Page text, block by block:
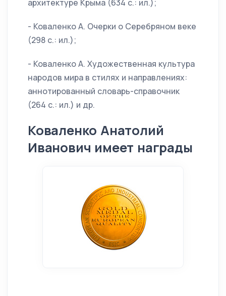
архитектуре Крыма (634 с.: ил.);
- Коваленко А. Очерки о Серебряном веке
(298 с.: ил.);
- Коваленко А. Художественная культура
народов мира в стилях и направлениях:
аннотированный словарь-справочник
(264 с.: ил.) и др.
Коваленко Анатолий
Иванович имеет награды